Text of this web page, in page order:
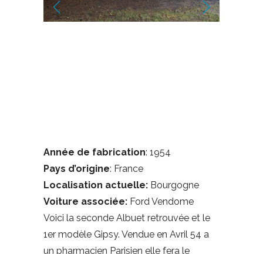
Année de fabrication: 1954
Pays d’origine: France
Localisation actuelle: Bourgogne
Voiture associée: Ford Vendome
Voici la seconde Albuet retrouvée et le
1er modèle Gipsy. Vendue en Avril 54 a
un pharmacien Parisien elle fera le